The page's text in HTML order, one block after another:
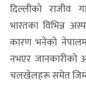
दिल्लीको राजीव
भारतका विभिन्न
कारण भनेको
नभएर जानकारीको
चलखेलहरू समेत